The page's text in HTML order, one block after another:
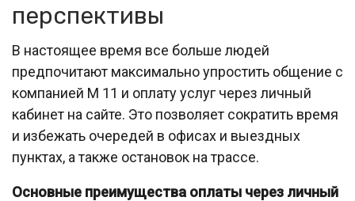
перспективы
В настоящее время все больше людей
предпочитают максимально упростить общение с
компанией М 11 и оплату услуг через личный
кабинет на сайте. Это позволяет сократить время
и избежать очередей в офисах и выездных
пунктах, а также остановок на трассе.
Основные преимущества оплаты через личный